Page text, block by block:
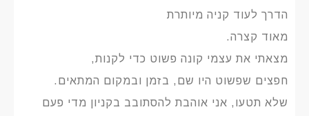
הדרך לעוד קניה מיותרת
מאוד קצרה.
מצאתי את עצמי קונה פשוט כדי לקנות,
חפצים שפשוט היו שם, בזמן ובמקום המתאים.
שלא תטעו, אני אוהבת להסתובב בקניון מדי פעם